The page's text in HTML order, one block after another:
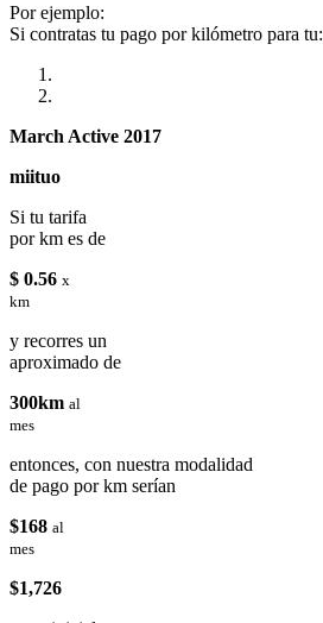
Por ejemplo:
Si contratas tu pago por kilómetro para tu:
March Active 2017
miituo
Si tu tarifa
por km es de
$ 0.56 x
km
y recorres un
aproximado de
300km al
mes
entonces, con nuestra modalidad
de pago por km serían
$168 al
mes
$1,726